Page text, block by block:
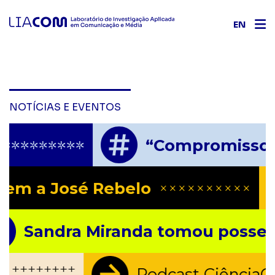
EN
NOTÍCIAS E EVENTOS
a José Rebelo ××××××××××
Sandra Miranda tomou posse
++++++++